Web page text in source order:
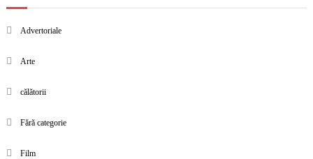
Advertoriale
Arte
călătorii
Fără categorie
Film